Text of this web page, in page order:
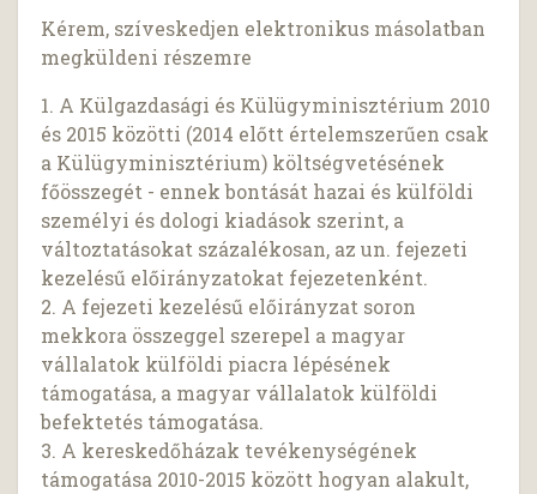
Kérem, szíveskedjen elektronikus másolatban
megküldeni részemre
1. A Külgazdasági és Külügyminisztérium 2010
és 2015 közötti (2014 előtt értelemszerűen csak
a Külügyminisztérium) költségvetésének
főösszegét - ennek bontását hazai és külföldi
személyi és dologi kiadások szerint, a
változtatásokat százalékosan, az un. fejezeti
kezelésű előirányzatokat fejezetenként.
2. A fejezeti kezelésű előirányzat soron
mekkora összeggel szerepel a magyar
vállalatok külföldi piacra lépésének
támogatása, a magyar vállalatok külföldi
befektetés támogatása.
3. A kereskedőházak tevékenységének
támogatása 2010-2015 között hogyan alakult,